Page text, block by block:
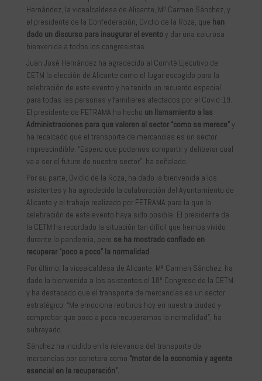
Hernández, la vicealcaldesa de Alicante, Mª Carmen Sánchez, y
el presidente de la Confederación, Ovidio de la Roza, que han
dado un discurso para inaugurar el evento y dar una calurosa
bienvenida a todos los congresistas.
Juan José Hernández ha agradecido al Comité Ejecutivo de
CETM la elección de Alicante como el lugar escogido para la
celebración de este evento y ha tenido un recuerdo especial
para todas las personas y familiares afectados por el Covid-19.
El presidente de FETRAMA ha hecho un llamamiento a las
Administraciones para que valoren al sector “como se merece”y
ha recalcado que el transporte de mercancías es un sector
imprescindible. “Espero que podamos compartir y deliberar cual
va a ser el futuro de nuestro sector”, ha señalado.
Por su parte, Ovidio de la Roza, ha dado la bienvenida a los
asistentes y ha agradecido la colaboración del Ayuntamiento de
Alicante y el trabajo realizado por FETRAMA para la que la
celebración de este evento haya sido posible. El presidente de
la CETM ha recordado la situación tan difícil que hemos vivido
durante la pandemia, pero se ha mostrado confiado en
recuperar “poco a poco” la normalidad.
Por último, la vicealcaldesa de Alicante, Mª Carmen Sánchez, ha
dado la bienvenida a los asistentes el 18º Congreso de la CETM
y ha destacado que el transporte de mercancías es un sector
estratégico. “Me emociona recibiros hoy en nuestra ciudad y
comprobar que poco a poco recuperamos la normalidad”, ha
subrayado.
Sánchez ha incidido en la relevancia del transporte de
mercancías por carretera como “motor de la economia y agente
esencial en la recuperación”.